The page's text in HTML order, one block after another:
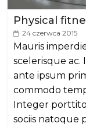
Physical
24 czerwca 2015
Mauris
scelerisque
ante ipsum
commodo
Integer
sociis natoque